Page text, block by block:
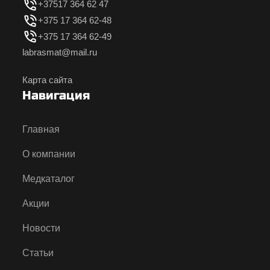
+37517 364 62 47
+375 17 364 62-48
+375 17 364 62-49
labrasmat@mail.ru
Карта сайта
Навигация
Главная
О компании
Медкаталог
Акции
Новости
Статьи